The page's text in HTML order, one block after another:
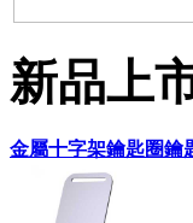
新品上
金屬十字架鑰匙圈鑰
參考價：NT: 35元